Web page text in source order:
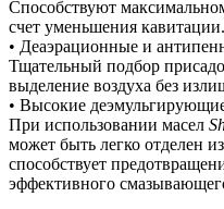
Способствуют
счет уменьшения кавитации.
• Деаэрационные и
Тщательный подбор
выделение воздуха без
• Высокие
При использовании масел
может быть легко отделен
способствует
эффективного